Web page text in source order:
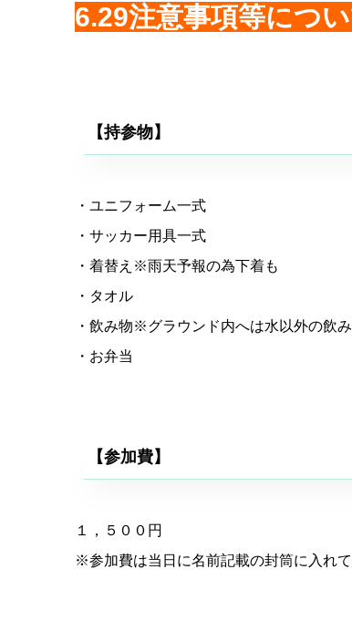
6.29注意事項等につ
【持参物】
・ユニフォーム一式
・サッカー用具一式
・着替え※雨天予報の為下着も
・タオル
・飲み物※グラウンド内へは水以外の飲
・お弁当
【参加費】
１，５００円
※参加費は当日に名前記載の封筒に入れ